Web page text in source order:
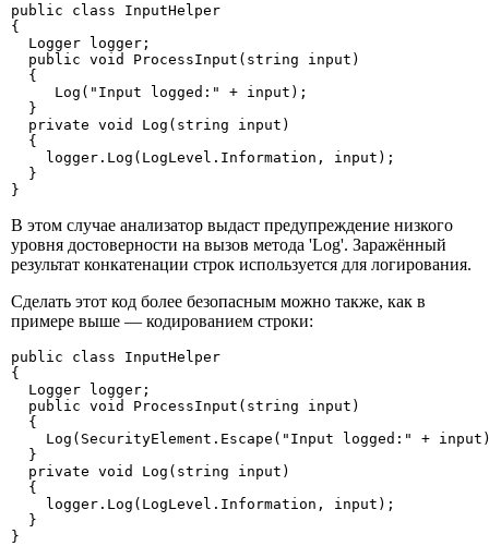
public class InputHelper
{
  Logger logger;
  public void ProcessInput(string input)
  {
     Log("Input logged:" + input);
  }
  private void Log(string input)
  {
    logger.Log(LogLevel.Information, input);
  }
}
В этом случае анализатор выдаст предупреждение низкого
уровня достоверности на вызов метода 'Log'. Заражённый
результат конкатенации строк используется для логирования.
Сделать этот код более безопасным можно также, как в
примере выше — кодированием строки:
public class InputHelper
{
  Logger logger;
  public void ProcessInput(string input)
  {
Log(SecurityElement.Escape("Input logged:" +
  }
  private void Log(string input)
  {
    logger.Log(LogLevel.Information, input);
  }
}